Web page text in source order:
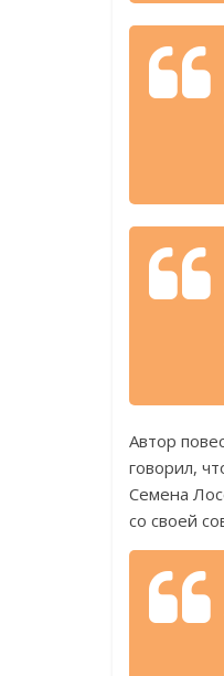
Автор
говорил,
Семена
со своей